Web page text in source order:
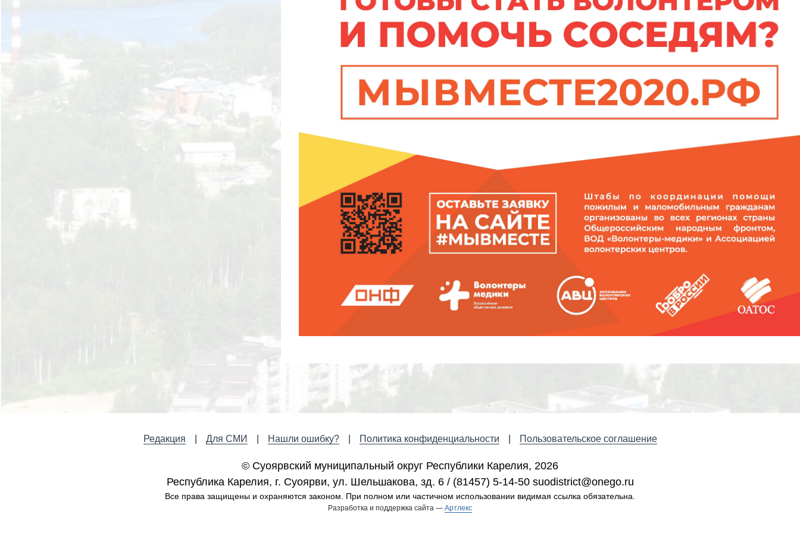
Редакция Для СМИ Нашли ошибку? Политика конфиденциальности Пользовательское соглашение
© Суоярвский муниципальный округ Республики Карелия, 2026
Республика Карелия, г. Cуоярви, ул. Шельшакова, зд. 6 / (81457) 5-14-50 suodistrict@onego.ru
Все права защищены и охраняются законом. При полном или частичном использовании видимая ссылка обязательна.
Разработка и поддержка сайта — Артлекс